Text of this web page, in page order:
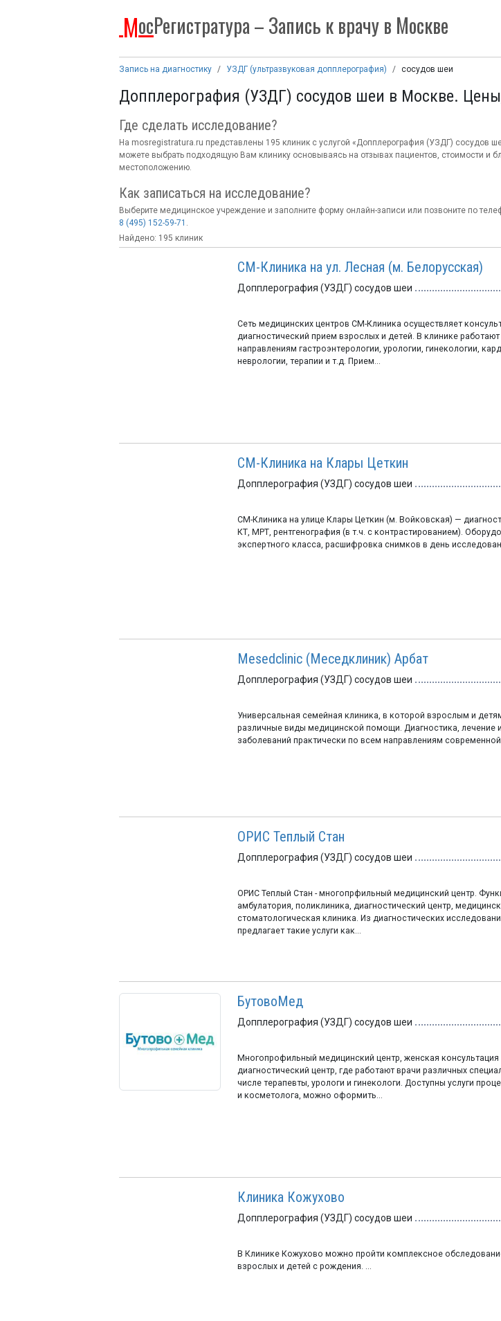
МосРегистратура– Запись к врачу в Москве
Запись на диагностику УЗДГ (ультразвуковая допплерография) сосудов шеи
Допплерография (УЗДГ) сосудов шеи в Москве.
Где сделать исследование?
На mosregistratura.ru представлены 195 клиник с услугой «Допплерография (УЗДГ) сосудов
можете выбрать подходящую Вам клинику основываясь на отзывах пациентов, стоимости и
местоположению.
Как записаться на исследование?
Выберите медицинское учреждение и заполните форму онлайн-записи или позвоните по
8 (495) 152-59-71 .
Найдено: 195 клиник
СМ-Клиника на ул. Лесная (м. Белорусская)
Допплерография (УЗДГ) сосудов шеи
Сеть медицинских центров СМ-Клиника осуществляет
диагностический прием взрослых и детей. В клинике
направлениям гастроэнтерологии, урологии, гинекологии,
неврологии, терапии и т.д. Прием...
СМ-Клиника на Клары Цеткин
Допплерография (УЗДГ) сосудов шеи
СМ-Клиника на улице Клары Цеткин (м. Войковская) —
КТ, МРТ, рентгенография (в т.ч. с контрастированием).
экспертного класса, расшифровка снимков в день
Mesedclinic (Меседклиник) Арбат
Допплерография (УЗДГ) сосудов шеи
Универсальная семейная клиника, в которой взрослым и
различные виды медицинской помощи. Диагностика, лечение
заболеваний практически по всем направлениям
ОРИС Теплый Стан
Допплерография (УЗДГ) сосудов шеи
ОРИС Теплый Стан - многопрфильный медицинский центр.
амбулатория, поликлиника, диагностический центр,
стоматологическая клиника. Из диагностических
предлагает такие услуги как...
БутовоМед
Допплерография (УЗДГ) сосудов шеи
Многопрофильный медицинский центр, женская консультация
диагностический центр, где работают врачи различных
числе терапевты, урологи и гинекологи. Доступны услуги
и косметолога, можно оформить...
Клиника Кожухово
Допплерография (УЗДГ) сосудов шеи
В Клинике Кожухово можно пройти комплексное
взрослых и детей с рождения. ...